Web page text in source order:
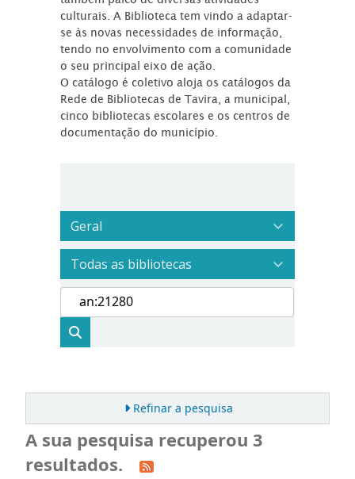
culturais. A Biblioteca tem vindo a adaptar-
se às novas necessidades de informação,
tendo no envolvimento com a comunidade
o seu principal eixo de ação.
O catálogo é coletivo aloja os catálogos da
Rede de Bibliotecas de Tavira, a municipal,
cinco bibliotecas escolares e os centros de
documentação do município.
Refinar a pesquisa
A sua pesquisa recuperou 3
resultados.